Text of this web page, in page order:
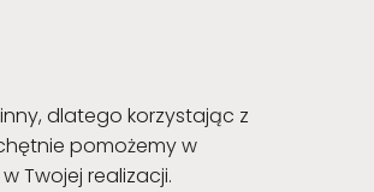
dlatego korzystając z
pomożemy w
Twojej realizacji.